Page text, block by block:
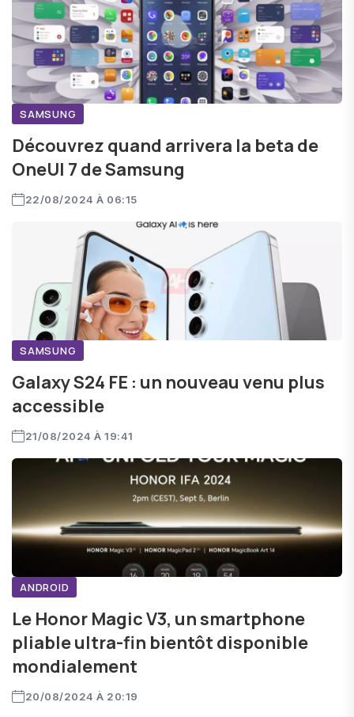
SAMSUNG
Découvrez quand arrivera la beta de
OneUI 7 de Samsung
22/08/2024 À 06:15
SAMSUNG
Galaxy S24 FE : un nouveau venu plus
accessible
21/08/2024 À 19:41
ANDROID
Le Honor Magic V3, un smartphone
pliable ultra-fin bientôt disponible
mondialement
20/08/2024 À 20:19